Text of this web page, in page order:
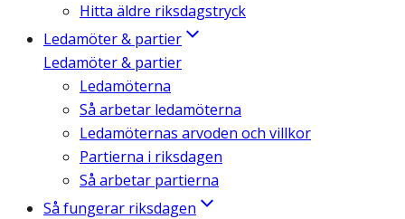
Hitta äldre riksdagstryck
Ledamöter & partier
Ledamöter & partier
Ledamöterna
Så arbetar ledamöterna
Ledamöternas arvoden och villkor
Partierna i riksdagen
Så arbetar partierna
Så fungerar riksdagen